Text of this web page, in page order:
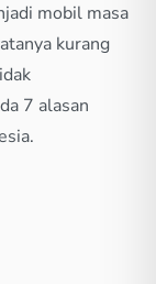
mobil masa
kurang
7 alasan